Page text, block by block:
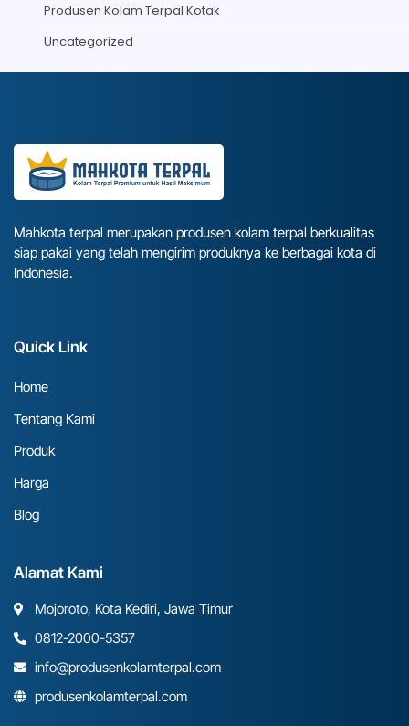
Produsen Kolam Terpal Kotak
Uncategorized
Mahkota terpal merupakan produsen kolam terpal berkualitas
siap pakai yang telah mengirim produknya ke berbagai kota di
Indonesia.
Quick Link
Home
Tentang Kami
Produk
Harga
Blog
Alamat Kami
Mojoroto, Kota Kediri, Jawa Timur
0812-2000-5357
info@produsenkolamterpal.com
produsenkolamterpal.com